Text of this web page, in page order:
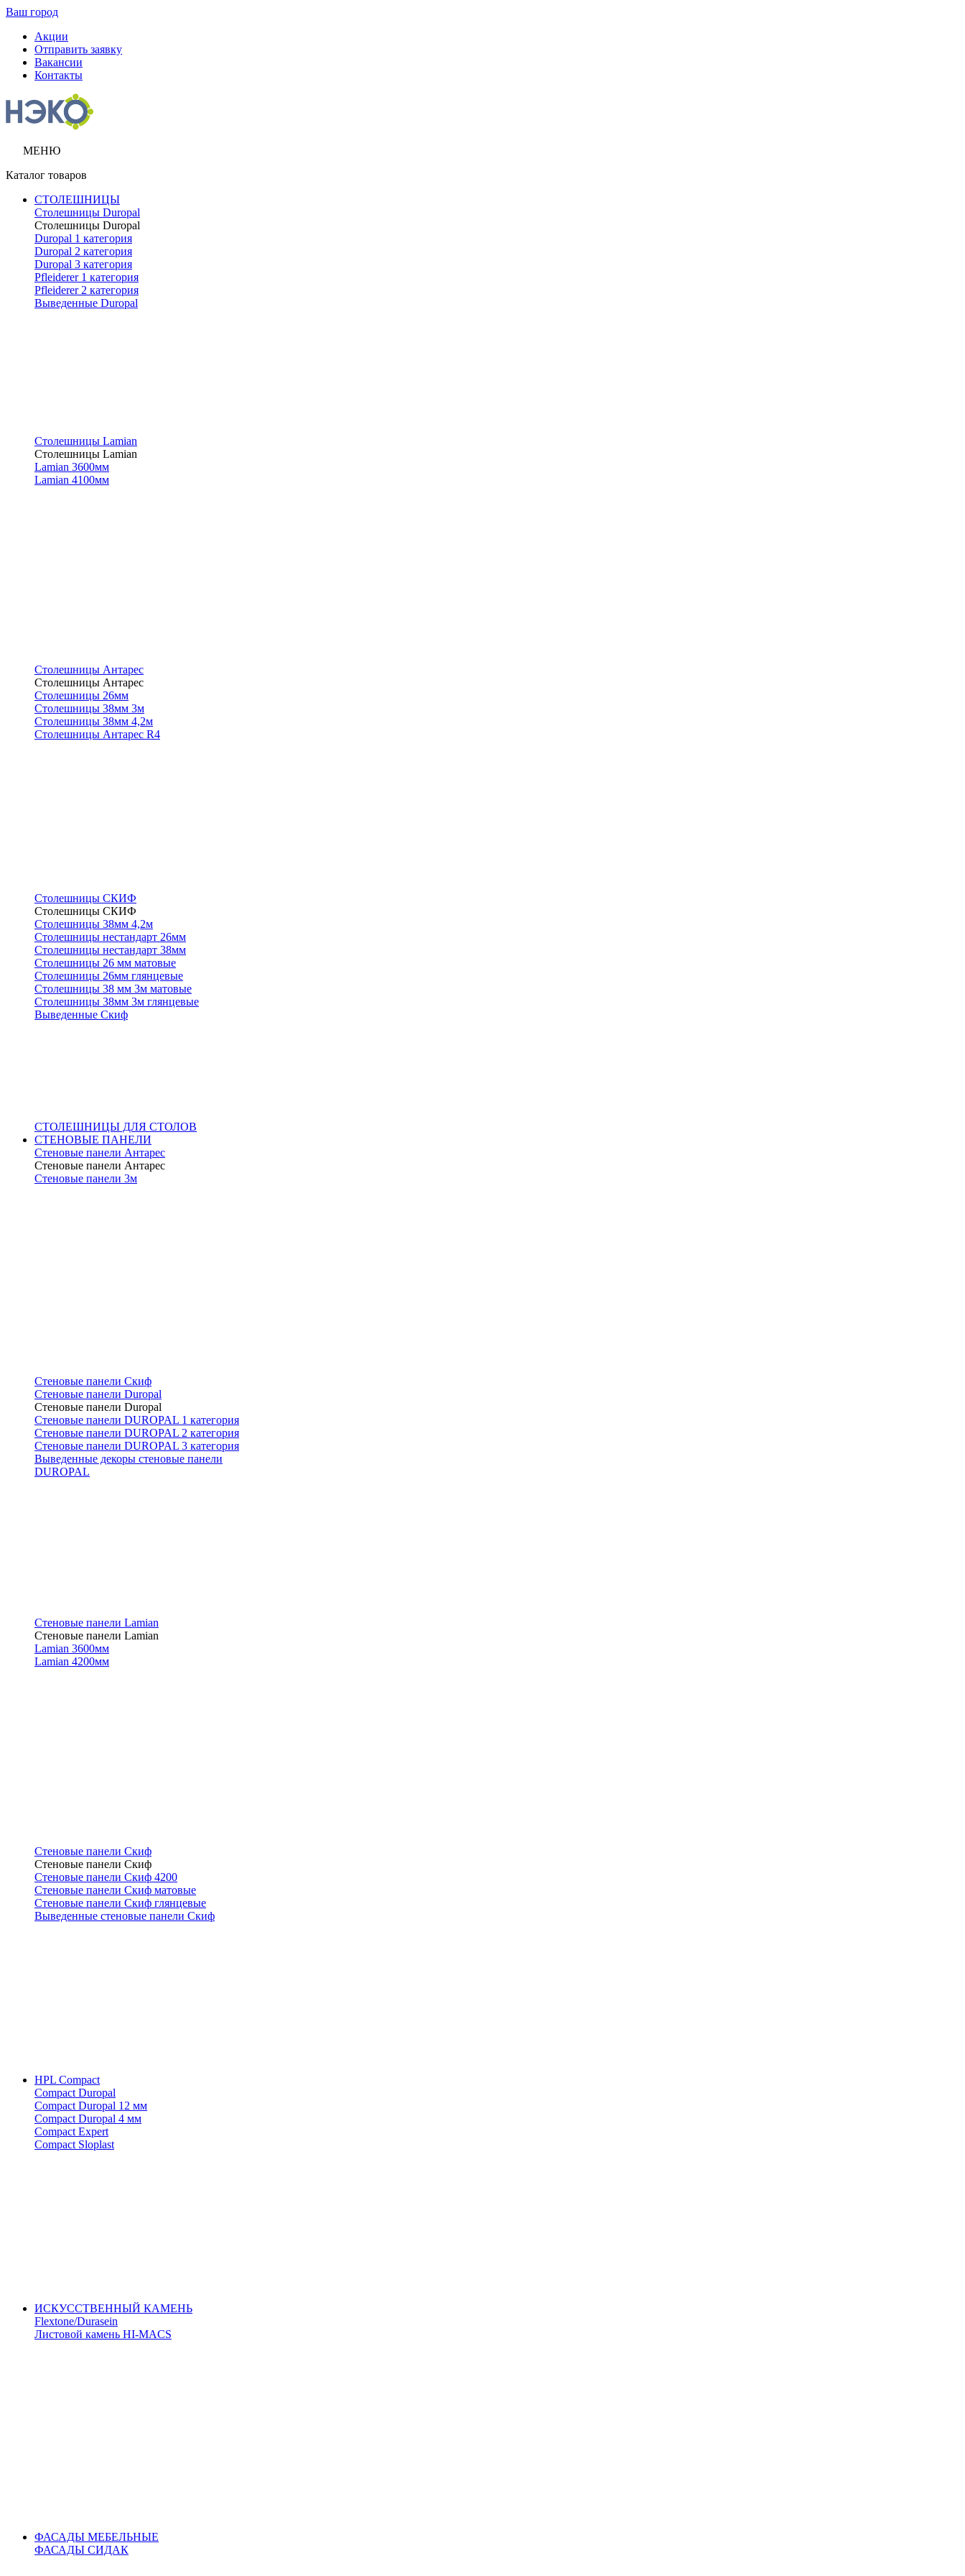
Ваш город
Акции
Отправить заявку
Вакансии
Контакты
МЕНЮ
Каталог товаров
СТОЛЕШНИЦЫ
Столешницы Duropal
Столешницы Duropal
Duropal 1 категория
Duropal 2 категория
Duropal 3 категория
Pfleiderer 1 категория
Pfleiderer 2 категория
Выведенные Duropal
Столешницы Lamian
Столешницы Lamian
Lamian 3600мм
Lamian 4100мм
Столешницы Антарес
Столешницы Антарес
Столешницы 26мм
Столешницы 38мм 3м
Столешницы 38мм 4,2м
Столешницы Антарес R4
Столешницы СКИФ
Столешницы СКИФ
Столешницы 38мм 4,2м
Столешницы нестандарт 26мм
Столешницы нестандарт 38мм
Столешницы 26 мм матовые
Столешницы 26мм глянцевые
Столешницы 38 мм 3м матовые
Столешницы 38мм 3м глянцевые
Выведенные Скиф
СТОЛЕШНИЦЫ ДЛЯ СТОЛОВ
СТЕНОВЫЕ ПАНЕЛИ
Стеновые панели Антарес
Стеновые панели Антарес
Стеновые панели 3м
Стеновые панели Скиф
Стеновые панели Duropal
Стеновые панели Duropal
Стеновые панели DUROPAL 1 категория
Стеновые панели DUROPAL 2 категория
Стеновые панели DUROPAL 3 категория
Выведенные декоры стеновые панели
DUROPAL
Стеновые панели Lamian
Стеновые панели Lamian
Lamian 3600мм
Lamian 4200мм
Стеновые панели Скиф
Стеновые панели Скиф
Стеновые панели Скиф 4200
Стеновые панели Скиф матовые
Стеновые панели Скиф глянцевые
Выведенные стеновые панели Скиф
HPL Compact
Compact Duropal
Compact Duropal 12 мм
Compact Duropal 4 мм
Compact Expert
Compact Sloplast
ИСКУССТВЕННЫЙ КАМЕНЬ
Flextone/Durasein
Листовой камень HI-MACS
ФАСАДЫ МЕБЕЛЬНЫЕ
ФАСАДЫ СИДАК